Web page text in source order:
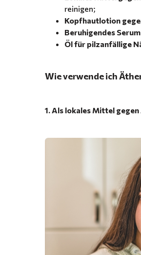
reinigen;
Kopfhautlotion
Beruhigendes
Öl für pilzanfällige
Wie verwende ich
1. Als lokales Mittel